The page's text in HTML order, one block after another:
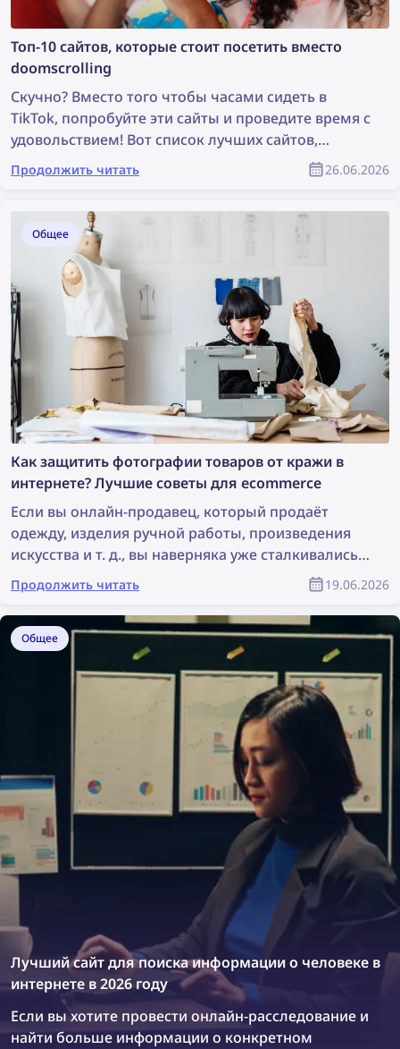
Топ-10 сайтов, которые стоит посетить вместо
doomscrolling
Скучно? Вместо того чтобы часами сидеть в
TikTok, попробуйте эти сайты и проведите время с
удовольствием! Вот список лучших сайтов,
которые можно посетить, когда вам скучно — от
веселых игр до изучения интернета.
Продолжить читать 26.06.2026
Общее
Как защитить фотографии товаров от кражи в
интернете? Лучшие советы для ecommerce
Если вы онлайн-продавец, который продаёт
одежду, изделия ручной работы, произведения
искусства и т. д., вы наверняка уже сталкивались с
дропшиппинг-бизнесами и мошенническими
продавцами, которые крадут фотографии ваших
товаров. Часто кажется, что невозможно найти
всех таких продавцов и добиться удаления этих
фото. Но эта задача не так сложна, как кажется:
благодаря технологии обратного поиска по
изображению находить нарушения авторских
прав в интернете и предотвращать их стало
проще, чем когда-либо. В этой статье
объясняется, как найти и удалить украденные
изображения из интернета всего за несколько
простых шагов с помощью обратного поиска по
изображению и правильно оформленных
запросов на удаление.
Продолжить читать 19.06.2026
Общее
Лучший сайт для поиска информации о человеке в
интернете в 2026 году
Если вы хотите провести онлайн-расследование и
найти больше информации о конкретном